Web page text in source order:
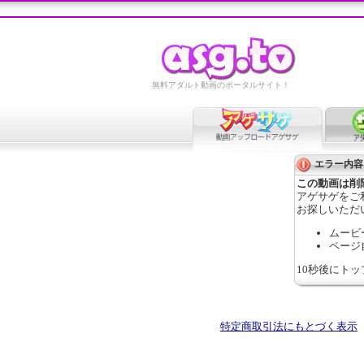
無料アダルト動画のポータルサイト！
エラー内容
この動画は削
アゲサゲをご
お探しいただ
ムービ
ページ
10秒後にト
特定商取引法にもとづく表示